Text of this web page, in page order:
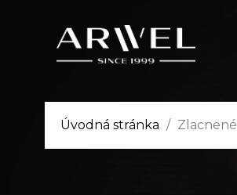
Úvodná stránka Zlacnené